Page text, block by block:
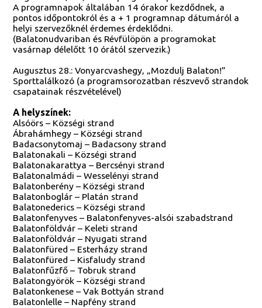
A programnapok általában 14 órakor kezdődnek, a
pontos időpontokról és a + 1 programnap dátumáról a
helyi szervezőknél érdemes érdeklődni.
(Balatonudvariban és Révfülöpön a programokat
vasárnap délelőtt 10 órától szervezik.)
Augusztus 28.: Vonyarcvashegy, „Mozdulj Balaton!”
Sporttalálkozó (a programsorozatban részvevő strandok
csapatainak részvételével)
A helyszínek:
Alsóörs – Községi strand
Ábrahámhegy – Községi strand
Badacsonytomaj – Badacsony strand
Balatonakali – Községi strand
Balatonakarattya – Bercsényi strand
Balatonalmádi – Wesselényi strand
Balatonberény – Községi strand
Balatonboglár – Platán strand
Balatonederics – Községi strand
Balatonfenyves – Balatonfenyves-alsói szabadstrand
Balatonföldvár – Keleti strand
Balatonföldvár – Nyugati strand
Balatonfüred – Esterházy strand
Balatonfüred – Kisfaludy strand
Balatonfűzfő – Tobruk strand
Balatongyörök – Községi strand
Balatonkenese – Vak Bottyán strand
Balatonlelle – Napfény strand